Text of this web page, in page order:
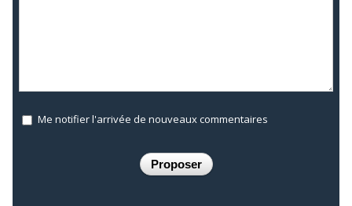
Me notifier l'arrivée de nouveaux commentaires